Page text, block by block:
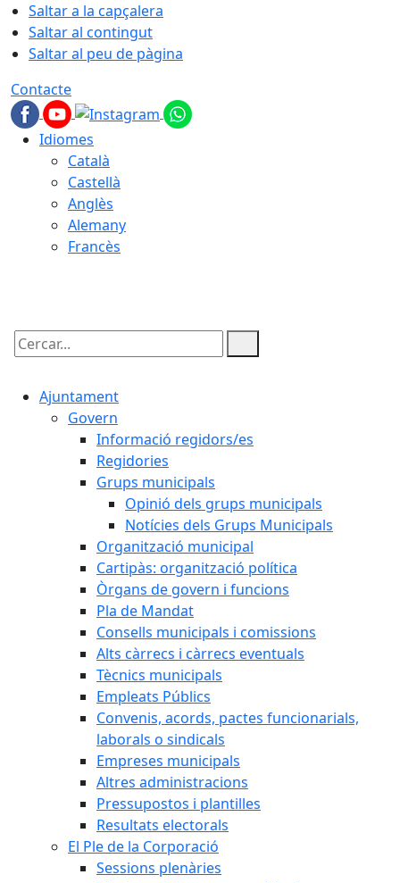
Saltar a la capçalera
Saltar al contingut
Saltar al peu de pàgina
Contacte
Idiomes
Català
Castellà
Anglès
Alemany
Francès
Cercar:
Ajuntament
Govern
Informació regidors/es
Regidories
Grups municipals
Opinió dels grups municipals
Notícies dels Grups Municipals
Organització municipal
Cartipàs: organització política
Òrgans de govern i funcions
Pla de Mandat
Consells municipals i comissions
Alts càrrecs i càrrecs eventuals
Tècnics municipals
Empleats Públics
Convenis, acords, pactes funcionarials,
laborals o sindicals
Empreses municipals
Altres administracions
Pressupostos i plantilles
Resultats electorals
El Ple de la Corporació
Sessions plenàries